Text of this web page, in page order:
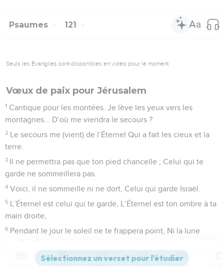
Psaumes 121
Seuls les Évangiles sont disponibles en vidéo pour le moment.
Vœux de paix pour Jérusalem
1 Cantique pour les montées. Je lève les yeux vers les
montagnes... D’où me viendra le secours ?
2 Le secours me (vient) de l’Éternel Qui a fait les cieux et la
terre.
3 Il ne permettra pas que ton pied chancelle ; Celui qui te
garde ne sommeillera pas.
4 Voici, il ne sommeille ni ne dort, Celui qui garde Israël.
5 L’Éternel est celui qui te garde, L’Éternel est ton ombre à ta
main droite,
6 Pendant le jour le soleil ne te frappera point, Ni la lune
pendant la nuit.
L’Éternel te gardera de tout mal, Il gardera ton âme ;
Versions Commentaires Strong